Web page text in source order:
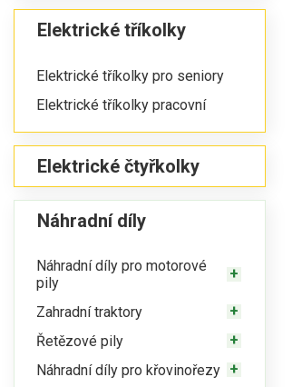
Elektrické tříkolky
Elektrické tříkolky pro seniory
Elektrické tříkolky pracovní
Elektrické čtyřkolky
Náhradní díly
Náhradní díly pro motorové
pily
Zahradní traktory
Řetězové pily
Náhradní díly pro křovinořezy